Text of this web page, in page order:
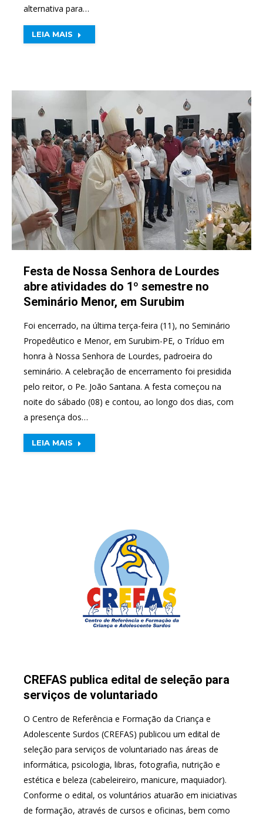
alternativa para…
LEIA MAIS
Festa de Nossa Senhora de Lourdes
abre atividades do 1º semestre no
Seminário Menor, em Surubim
Foi encerrado, na última terça-feira (11), no Seminário
Propedêutico e Menor, em Surubim-PE, o Tríduo em
honra à Nossa Senhora de Lourdes, padroeira do
seminário. A celebração de encerramento foi presidida
pelo reitor, o Pe. João Santana. A festa começou na
noite do sábado (08) e contou, ao longo dos dias, com
a presença dos…
LEIA MAIS
CREFAS publica edital de seleção para
serviços de voluntariado
O Centro de Referência e Formação da Criança e
Adolescente Surdos (CREFAS) publicou um edital de
seleção para serviços de voluntariado nas áreas de
informática, psicologia, libras, fotografia, nutrição e
estética e beleza (cabeleireiro, manicure, maquiador).
Conforme o edital, os voluntários atuarão em iniciativas
de formação, através de cursos e oficinas, bem como